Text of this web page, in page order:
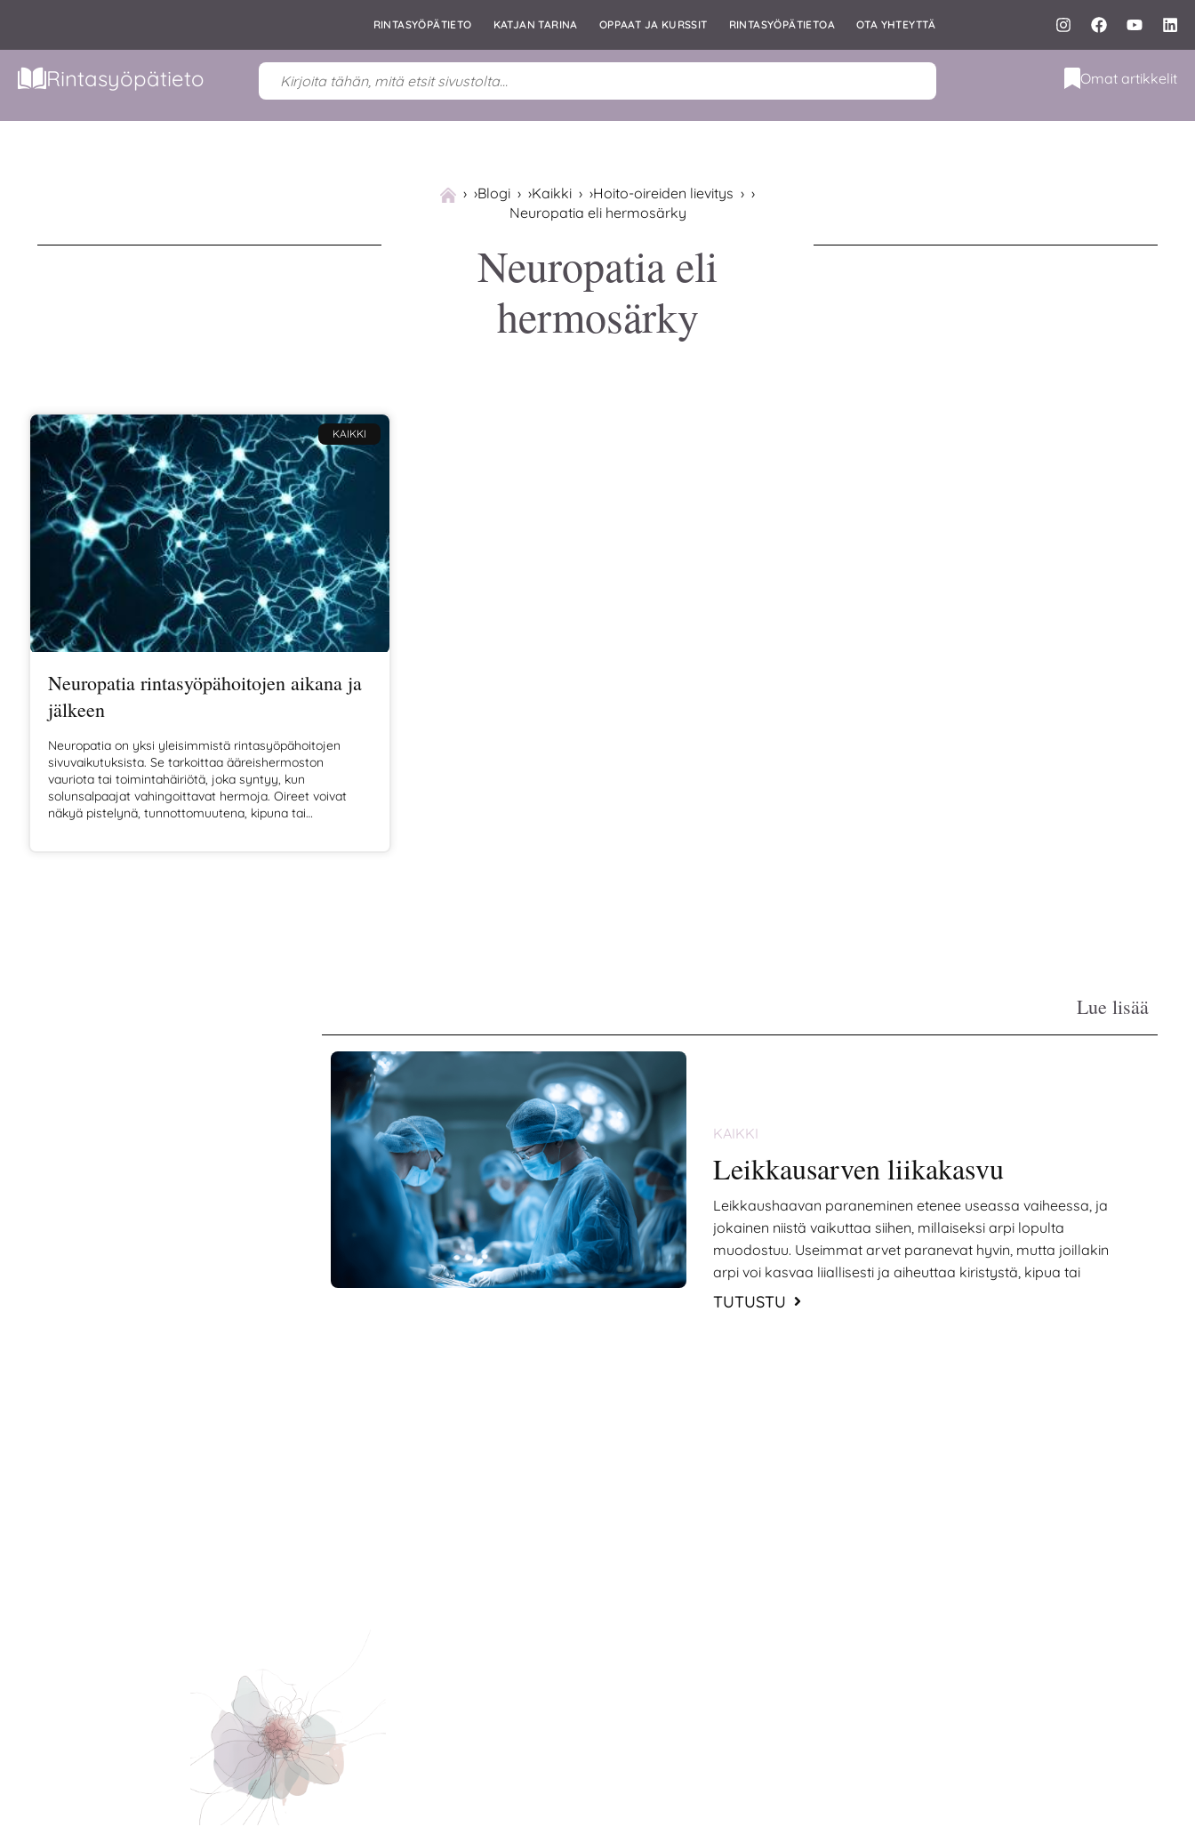
RINTASYÖPÄTIETO KATJAN TARINA OPPAAT JA KURSSIT RINTASYÖPÄTIETOA OTA YHTEYTTÄ
Rintasyöpätieto Omat artikkelit
›Blogi ›Kaikki ›Hoito-oireiden lievitys
›
Neuropatia eli hermosärky
Neuropatia eli
hermosärky
KAIKKI
Neuropatia rintasyöpähoitojen aikana ja
jälkeen
Neuropatia on yksi yleisimmistä rintasyöpähoitojen
sivuvaikutuksista. Se tarkoittaa ääreishermoston
vauriota tai toimintahäiriötä, joka syntyy, kun
solunsalpaajat vahingoittavat hermoja. Oireet voivat
näkyä pistelynä, tunnottomuutena, kipuna tai
Lue lisää
KAIKKI
Leikkausarven liikakasvu
Leikkaushaavan paraneminen etenee useassa vaiheessa, ja
jokainen niistä vaikuttaa siihen, millaiseksi arpi lopulta
muodostuu. Useimmat arvet paranevat hyvin, mutta joillakin
arpi voi kasvaa liiallisesti ja aiheuttaa kiristystä, kipua tai
esteettistä haittaa. Tässä artikkelissa kerrotaan, miten haava
TUTUSTU